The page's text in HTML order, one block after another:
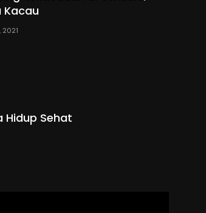
Kacau
2021
Hidup Sehat